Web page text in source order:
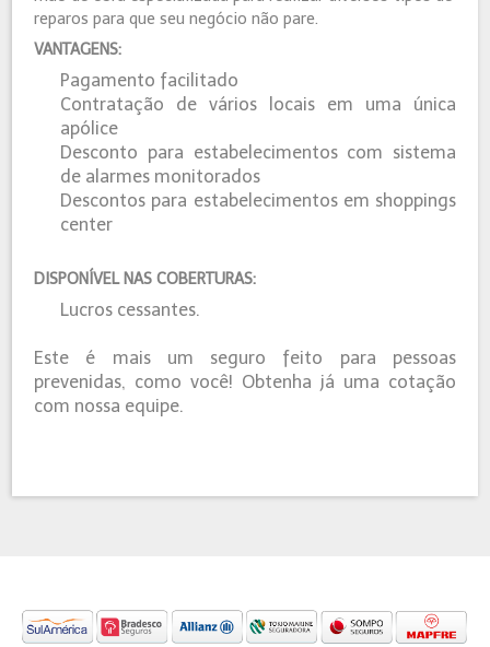
reparos para que seu negócio não pare.
VANTAGENS:
Pagamento facilitado
Contratação de vários locais em uma única
apólice
Desconto para estabelecimentos com sistema
de alarmes monitorados
Descontos para estabelecimentos em shoppings
center
DISPONÍVEL NAS COBERTURAS:
Lucros cessantes.
Este é mais um seguro feito para pessoas
prevenidas, como você! Obtenha já uma cotação
com nossa equipe.